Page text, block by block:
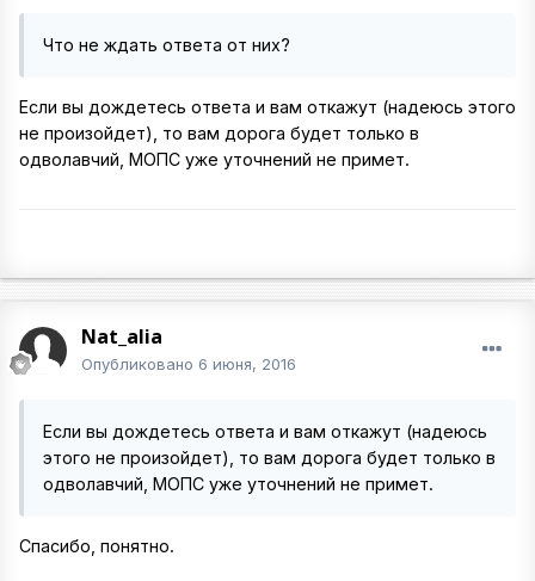
Что не ждать ответа от них?
Если вы дождетесь ответа и вам откажут (надеюсь этого
не произойдет), то вам дорога будет только в
одволавчий, МОПС уже уточнений не примет.
Nat_alia
Опубликовано 6 июня, 2016
Если вы дождетесь ответа и вам откажут (надеюсь
этого не произойдет), то вам дорога будет только в
одволавчий, МОПС уже уточнений не примет.
Спасибо, понятно.